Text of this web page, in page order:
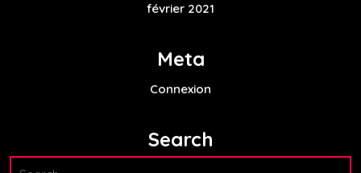
février 2021
Meta
Connexion
Search